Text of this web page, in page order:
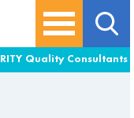
Quality Consultants